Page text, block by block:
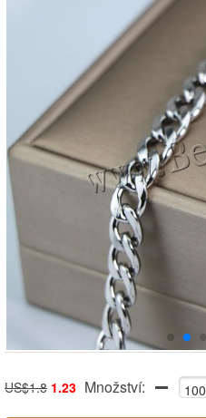
US$1.8 1.23 Množství: